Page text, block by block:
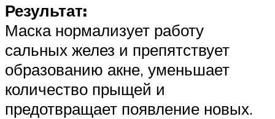
Результат:
Маска нормализует работу
сальных желез и препятствует
образованию акне, уменьшает
количество прыщей и
предотвращает появление новых.